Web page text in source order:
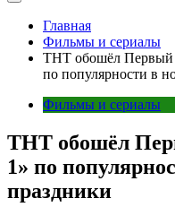
Главная
Фильмы и сериалы
ТНТ обошёл Первый
по популярности в
Фильмы и сериалы
ТНТ обошёл
1» по
праздники